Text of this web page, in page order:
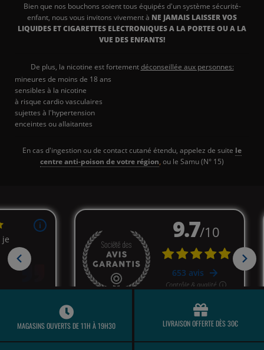
Bien que nos bouchons soient tous équipés d'un système sécurité-
enfant, nous vous invitons vivement à NE JAMAIS LAISSER VOS
LIQUIDES ET CIGARETTES ELECTRONIQUES A LA PORTEE OU A LA
VUE DES ENFANTS!
De plus, la nicotine est fortementdéconseillée aux personnes:
mineures de moins de 18 ans
sensibles à la nicotine
à risque cardio vasculaires
sujettes à l'hypertension
enceintes ou allaitantes
En cas d'ingestion ou de contact cutané étendu, appelez de suite le
centre anti-poison de votre région,ou le Samu (N° 15)
MAGASINS OUVERTS DE 11H À 19H30 LIVRAISON OFFERTE DÈS 30€